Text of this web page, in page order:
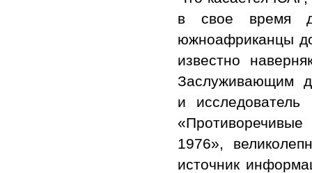
в свое время
южноафриканцы
известно
Заслуживающим
и
1976»,
источник